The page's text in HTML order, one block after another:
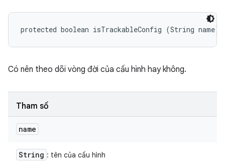
protected boolean isTrackableConfig (String name)
Có nên theo dõi vòng đời của cấu hình hay không.
Tham số
name
String : tên của cấu hình